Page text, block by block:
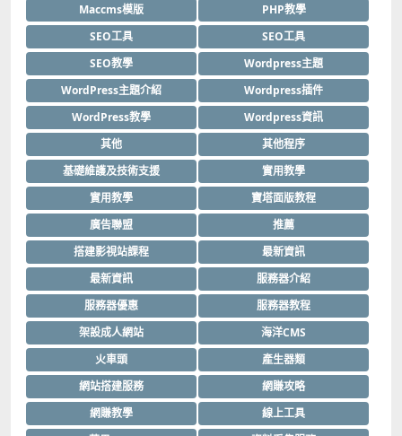
Maccms模版
PHP教學
SEO工具
SEO工具
SEO教學
Wordpress主題
WordPress主題介紹
Wordpress插件
WordPress教學
Wordpress資訊
其他
其他程序
基礎維護及技術支援
實用教學
實用教學
寶塔面版教程
廣告聯盟
推薦
搭建影視站課程
最新資訊
最新資訊
服務器介紹
服務器優惠
服務器教程
架設成人網站
海洋CMS
火車頭
產生器類
網站搭建服務
網賺攻略
網賺教學
線上工具